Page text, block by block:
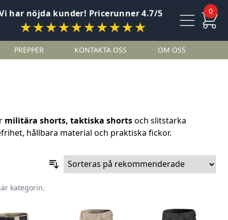
har nöjda kunder! Pricerunner 4.7/5
★★★★★★★★★★
0
PREPPER KONTAKTA OSS OM OSS
militära shorts, taktiska shortsoch slitstarka
hållbara material och praktiska fickor.
kategorin.